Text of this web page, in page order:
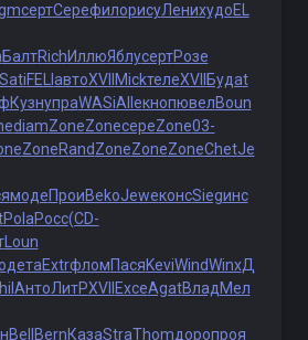
сертСерефилорисуЛенихудоEL
БалтRichИллюЯблусертРозе
SatiFELI автоXVII MickтелеXVII Будаt
КузнупраWASiAlleкнопювелBoun
diamZoneZoneсереZone03-
ZoneRandZoneZoneZoneChetJe
модеПроиBekoJeweконсSiegинс
PolaРосс(CD-
Loun
детаExtrфломПасяKeviWindWinxД
АнтоЛитРXVII ExceAgatВладМел
Bell BernКазаStraThomдоропроя